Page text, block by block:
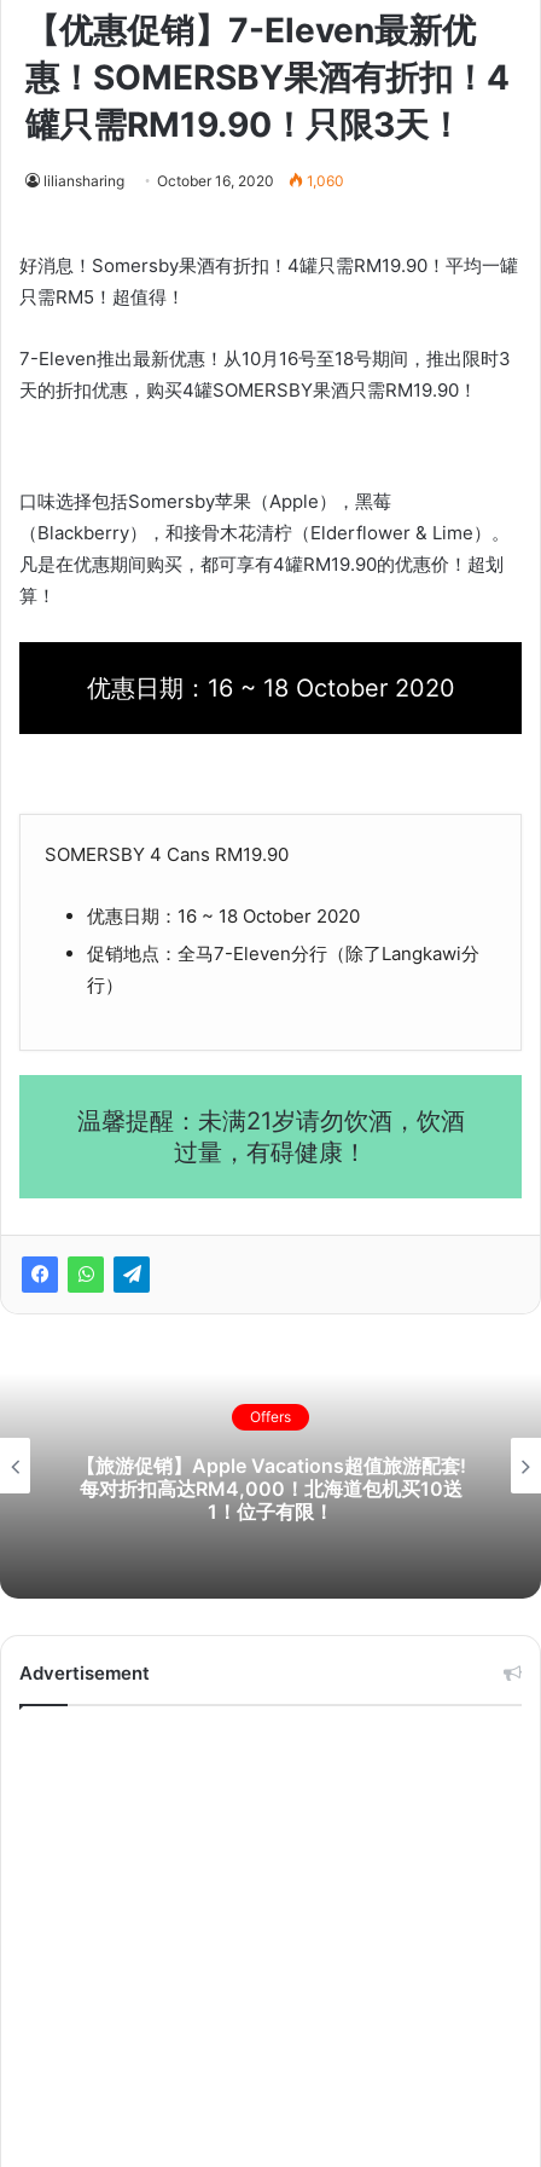
【优惠促销】7-Eleven最新优
惠！SOMERSBY果酒有折扣！4
罐只需RM19.90！只限3天！
liliansharing October 16, 2020 1,060
好消息！Somersby果酒有折扣！4罐只需RM19.90！平均一罐
只需RM5！超值得！
7-Eleven推出最新优惠！从10月16号至18号期间，推出限时3
天的折扣优惠，购买4罐SOMERSBY果酒只需RM19.90！
口味选择包括Somersby苹果（Apple），黑莓
（Blackberry），和接骨木花清柠（Elderflower & Lime）。
凡是在优惠期间购买，都可享有4罐RM19.90的优惠价！超划
算！
优惠日期：16 ~ 18 October 2020
SOMERSBY 4 Cans RM19.90
优惠日期：16 ~ 18 October 2020
促销地点：全马7-Eleven分行（除了Langkawi分
行）
温馨提醒：未满21岁请勿饮酒，饮酒
过量，有碍健康！
Offers
【旅游促销】Apple Vacations超值旅游配套!
每对折扣高达RM4,000！北海道包机买10送
1！位子有限！
Advertisement